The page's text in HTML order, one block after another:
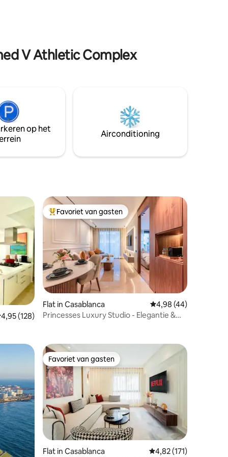
V Athletic Complex
op het
Airconditioning
beoordeling van 4,95 op 5, 128 recensies
4,95 (128)
Topfavoriet van gasten
Favoriet van gasten
Flat in Casablanca Gemiddelde
4,98 (44)
Princesses Luxury Studio - Elegantie &
Favoriet van gasten
Favoriet van gasten
Flat in Casablanca Gemiddelde
4,82 (171)